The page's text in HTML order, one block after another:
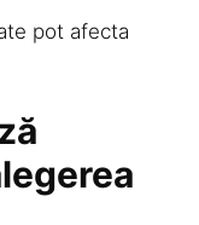
pot afecta